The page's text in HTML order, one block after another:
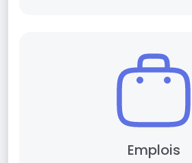
Emplois